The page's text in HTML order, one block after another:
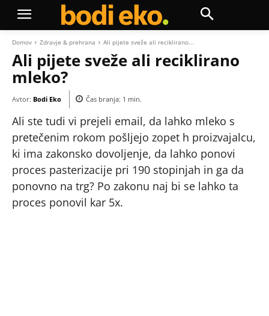
Domov Zdravje & prehrana Ali pijete sveže ali reciklirano...
Ali pijete sveže ali reciklirano
mleko?
Avtor: Bodi Eko Čas branja: 1 min.
Ali ste tudi vi prejeli email, da lahko mleko s
pretečenim rokom pošljejo zopet h proizvajalcu,
ki ima zakonsko dovoljenje, da lahko ponovi
proces pasterizacije pri 190 stopinjah in ga da
ponovno na trg? Po zakonu naj bi se lahko ta
proces ponovil kar 5x.